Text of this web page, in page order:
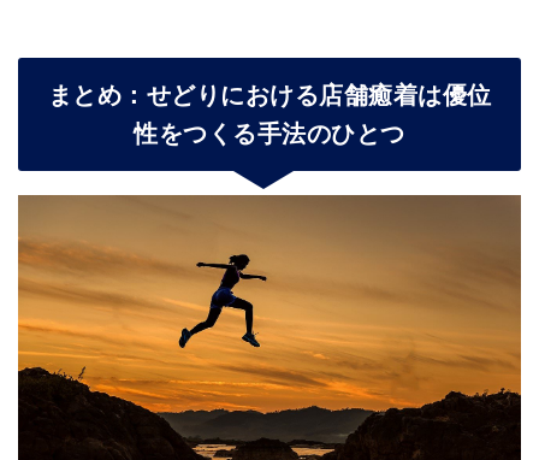
まとめ：せどりにおける店舗癒着は優位
性をつくる手法のひとつ